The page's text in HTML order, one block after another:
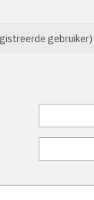
gebruiker)